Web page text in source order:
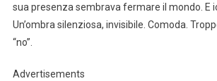
sua presenza sembrava fermare il mondo. E
Un’ombra silenziosa, invisibile. Comoda.
“no”.
Advertisements